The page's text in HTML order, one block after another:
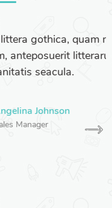
gothica, quam nunc
litterarum
seacula.
Johnson